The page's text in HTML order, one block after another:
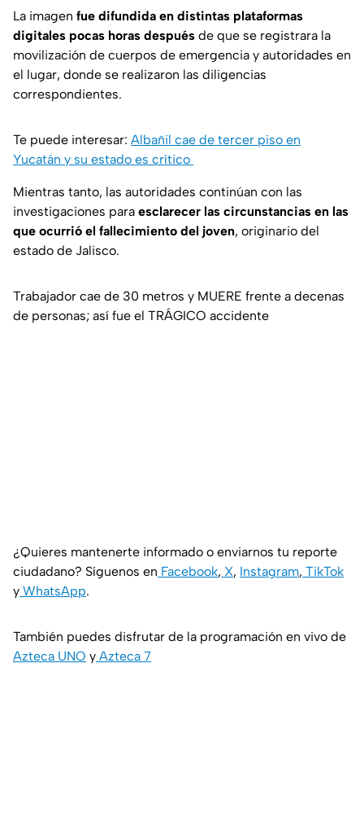
La imagen fue difundida en distintas plataformas
digitales pocas horas después de que se registrara la
movilización de cuerpos de emergencia y autoridades en
el lugar, donde se realizaron las diligencias
correspondientes.
Te puede interesar: Albañil cae de tercer piso en
Yucatán y su estado es crítico
Mientras tanto, las autoridades continúan con las
investigaciones para esclarecer las circunstancias en las
que ocurrió el fallecimiento del joven, originario del
estado de Jalisco.
Trabajador cae de 30 metros y MUERE frente a decenas
de personas; así fue el TRÁGICO accidente
¿Quieres mantenerte informado o enviarnos tu reporte
ciudadano? Síguenos en Facebook, X, Instagram, TikTok
y WhatsApp.
También puedes disfrutar de la programación en vivo de
Azteca UNO y Azteca 7